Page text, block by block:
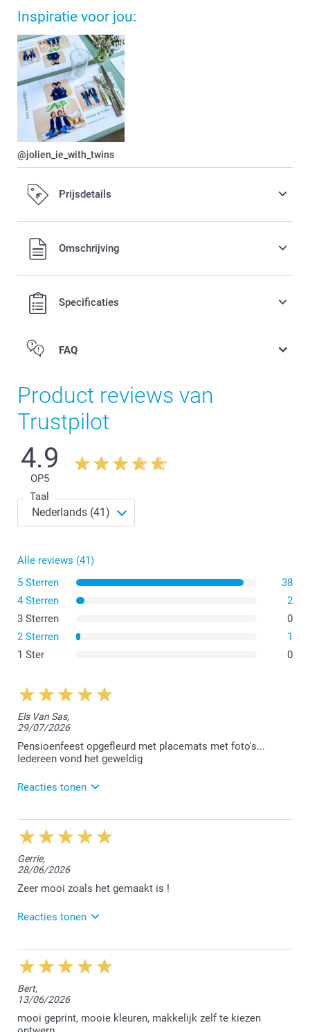
Inspiratie voor jou:
@jolien_ie_with_twins
Prijsdetails
Alle prijzen zijn in EURO (€) inclusief BTW en exclusief
verzendkosten.Omschrijving
Specificaties
FAQ
Product reviews van
Trustpilot
4.9
OP5
Taal
Alle reviews (41)
5 Sterren
38
4 Sterren
2
3 Sterren
0
2 Sterren
1
1 Ster
0
Els Van Sas,
29/07/2026
Pensioenfeest opgefleurd met placemats met foto's...
Iedereen vond het geweldig
Reacties tonen
3/08/2026
14:36
Dag Els,
Wat een leuke reactie dat ons stuurt, hier zijn we
heel erg blij mee :-)
We vonden het fijn jouw bestelling te mogen
Nathalie @smartphoto
Gerrie,
28/06/2026
Zeer mooi zoals het gemaakt is !
Reacties tonen
2/07/2026
11:26
Bedankt voor de mooie feedback, Mariane!
Met vriendelijke groeten,
Lucie@smartphoto
Bert,
13/06/2026
mooi geprint, mooie kleuren, makkelijk zelf te kiezen